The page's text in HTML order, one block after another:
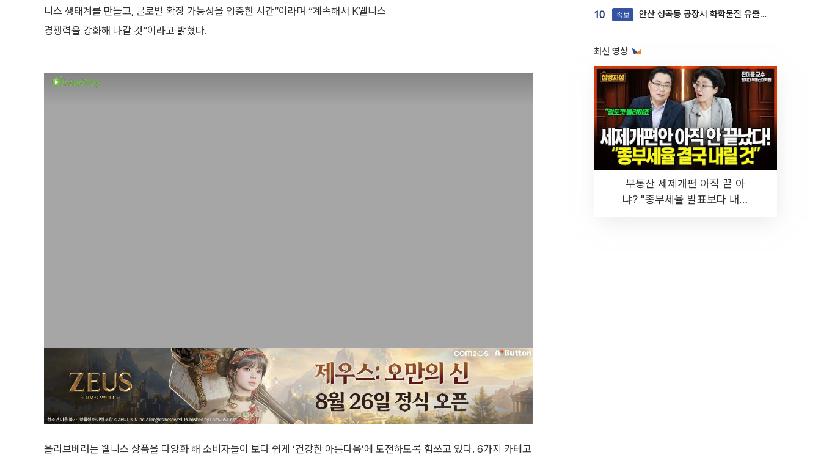
니스 생태계를 만들고, 글로벌 확장 가능성을 입증한 시간”이라며 “계속해서 K웰니스
경쟁력을 강화해 나갈 것”이라고 밝혔다.
올리브베러는 웰니스 상품을 다양화 해 소비자들이 보다 쉽게 ‘건강한 아름다움’에 도전하도록 힘쓰고 있다. 6가지 카테고
10 속보 안산 성곡동 공장서 화학물질 유출 사고 발생
최신 영상
부동산 세제개편 아직 끝 아
냐? "종부세율 발표보다 내릴